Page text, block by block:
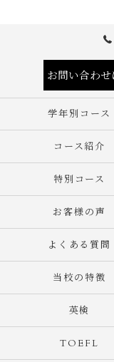
お問い合わせ
学年別コース
コース紹介
特別コース
お客様の声
よくある質問
当校の特徴
英検
TOEFL